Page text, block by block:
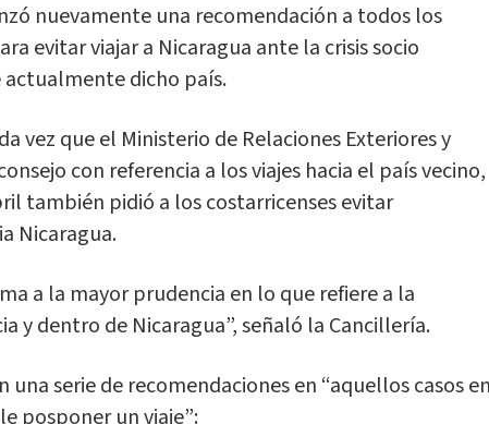
nuevamente una recomendación a todos los
evitar viajar a Nicaragua ante la crisis socio
dicho país.
vez que el Ministerio de Relaciones Exteriores y
con referencia a los viajes hacia el país vecino,
también pidió a los costarricenses evitar
Nicaragua.
a la mayor prudencia en lo que refiere a la
y dentro de Nicaragua”, señaló la Cancillería.
una serie de recomendaciones en “aquellos casos en
posponer un viaje”: